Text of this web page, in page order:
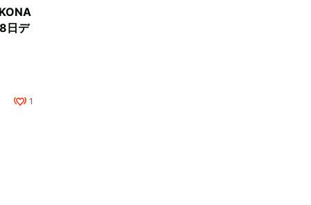
日デ
1